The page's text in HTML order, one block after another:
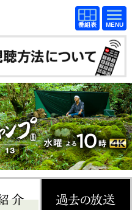
番組
表
番組
表
映画
報道
スポーツ
エンタメ
ファンクラブ
検索